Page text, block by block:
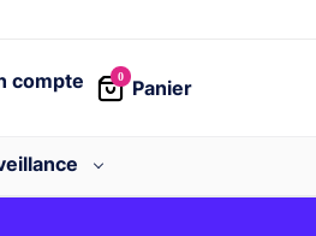
0
Panier
compte